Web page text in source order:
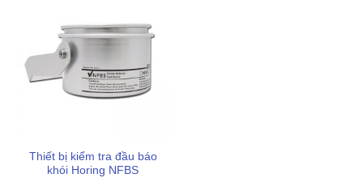
Thiết bị kiểm tra đầu báo
khói Horing NFBS